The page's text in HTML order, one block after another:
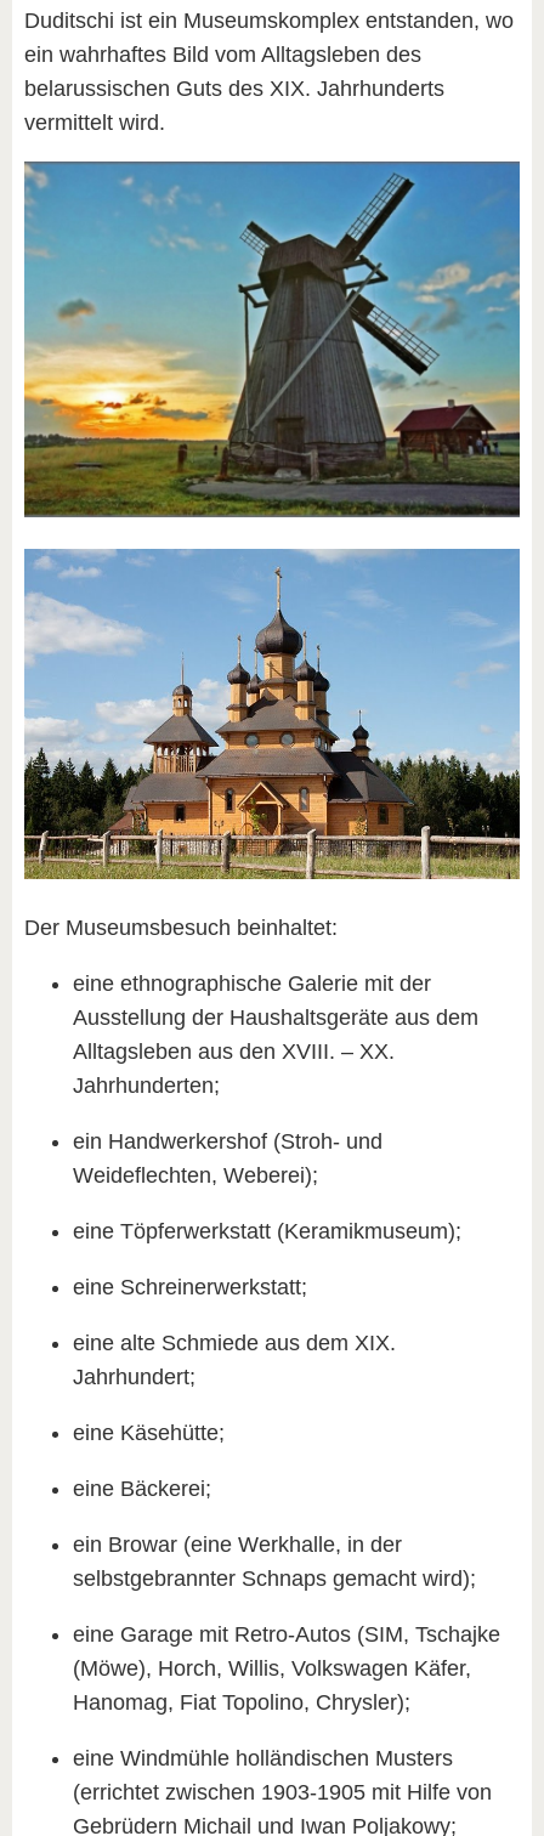
Duditschi ist ein Museumskomplex entstanden, wo
ein wahrhaftes Bild vom Alltagsleben des
belarussischen Guts des ХIХ. Jahrhunderts
vermittelt wird.
Der Museumsbesuch beinhaltet:
eine ethnographische Galerie mit der
Ausstellung der Haushaltsgeräte aus dem
Alltagsleben aus den ΧVІІІ. – ΧΧ.
Jahrhunderten;
ein Handwerkershof (Stroh- und
Weideflechten, Weberei);
eine Töpferwerkstatt (Keramikmuseum);
eine Schreinerwerkstatt;
eine alte Schmiede aus dem ΧІΧ.
Jahrhundert;
eine Käsehütte;
eine Bäckerei;
ein Browar (eine Werkhalle, in der
selbstgebrannter Schnaps gemacht wird);
eine Garage mit Retro-Autos (SIM, Tschajke
(Möwe), Horch, Willis, Volkswagen Käfer,
Hanomag, Fiat Topolino, Chrysler);
eine Windmühle holländischen Musters
(errichtet zwischen 1903-1905 mit Hilfe von
Gebrüdern Michail und Iwan Poljakowy;